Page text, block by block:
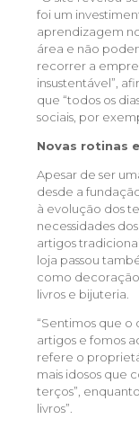
foi um
aprendizagem
área e não
recorrer a
insustentável”,
que “todos os
sociais, por
Novas rotinas
Apesar de ser
desde a
à evolução dos
necessidades
artigos
loja passou
como
livros e bijuteria.
“Sentimos que o
artigos e fomos
refere o
mais idosos que
terços”,
livros”.